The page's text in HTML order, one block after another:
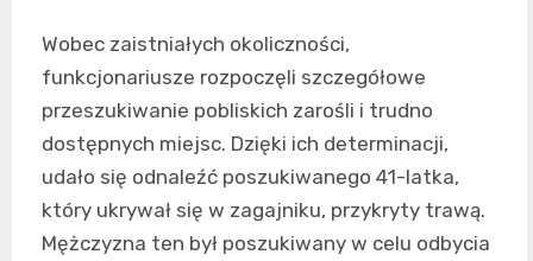
Wobec zaistniałych okoliczności,
funkcjonariusze rozpoczęli szczegółowe
przeszukiwanie pobliskich zarośli i trudno
dostępnych miejsc. Dzięki ich determinacji,
udało się odnaleźć poszukiwanego 41-latka,
który ukrywał się w zagajniku, przykryty trawą.
Mężczyzna ten był poszukiwany w celu odbycia